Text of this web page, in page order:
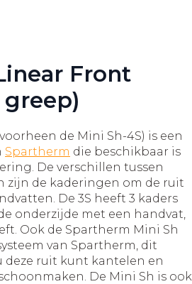
Front
greep)
de Mini Sh-4S) is een
Spartherm die beschikbaar is
De verschillen tussen
zijn de kaderingen om de ruit
De 3S heeft 3 kaders
onderzijde met een handvat,
Ook de Spartherm Mini Sh
van Spartherm, dit
deze ruit kunt kantelen en
De Mini Sh is ook